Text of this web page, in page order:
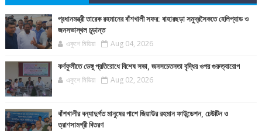
প্রধানমন্ত্রী তারেক রহমানের বাঁশখালী সফর: বাহারছড়া সমুদ্রসৈকতে হেলিপ্যাড ও
জনসভাস্থল চূড়ান্ত
একুশে মিডিয়া Aug 04, 2026
কর্ণফুলীতে ডেঙ্গু প্রতিরোধে বিশেষ সভা, জনসচেতনতা বৃদ্ধির ওপর গুরুত্বারোপ
একুশে মিডিয়া Aug 02, 2026
বাঁশখালীর বন্যাদুর্গত মানুষের পাশে জিয়াউর রহমান ফাউন্ডেশন, ঢেউটিন ও
ত্রাণসামগ্রী বিতরণ